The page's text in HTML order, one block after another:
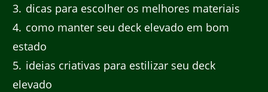
3 dicas para escolher os melhores materiais
4 como manter seu deck elevado em bom
estado
5 ideias criativas para estilizar seu deck
elevado